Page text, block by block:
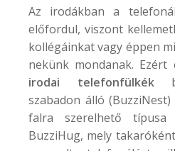
Az irodákban a
előfordul, viszont
kollégáinkat vagy éppen
nekünk mondanak. Ezért
irodai telefonfülkék
szabadon álló (BuzziNest)
falra szerelhető
BuzziHug, mely